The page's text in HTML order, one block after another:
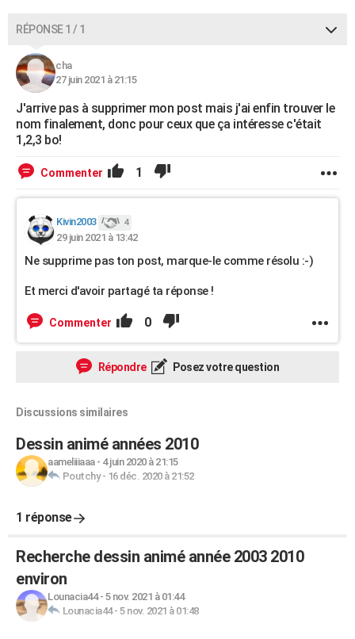
RÉPONSE 1 / 1
cha
27 juin 2021 à 21:15
J'arrive pas à supprimer mon post mais j'ai enfin trouver le
nom finalement, donc pour ceux que ça intéresse c'était
1,2,3 bo!
Commenter 1
Kivin2003 4
29 juin 2021 à 13:42
Ne supprime pas ton post, marque-le comme résolu :-)
Et merci d'avoir partagé ta réponse !
Commenter 0
Répondre Posez votre question
Discussions similaires
Dessin animé années 2010
aameliiiaaa- 4 juin 2020 à 21:15
Poutchy- 16 déc. 2020 à 21:52
1 réponse
Recherche dessin animé année 2003 2010
environ
Lounacia44- 5 nov. 2021 à 01:44
Lounacia44- 5 nov. 2021 à 01:48